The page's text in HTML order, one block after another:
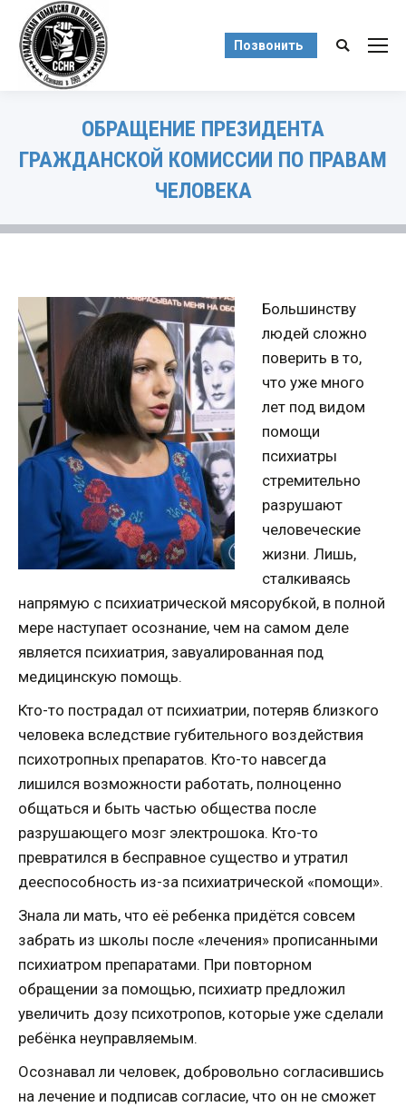
Позвонить Поиск:
ОБРАЩЕНИЕ ПРЕЗИДЕНТА
ГРАЖДАНСКОЙ КОМИССИИ ПО ПРАВАМ
ЧЕЛОВЕКА
Большинству
людей сложно
поверить в то,
что уже много
лет под видом
помощи
психиатры
стремительно
разрушают
человеческие
жизни. Лишь,
сталкиваясь
напрямую с психиатрической мясорубкой, в полной
мере наступает осознание, чем на самом деле
является психиатрия, завуалированная под
медицинскую помощь.
Кто-то пострадал от психиатрии, потеряв близкого
человека вследствие губительного воздействия
психотропных препаратов. Кто-то навсегда
лишился возможности работать, полноценно
общаться и быть частью общества после
разрушающего мозг электрошока. Кто-то
превратился в бесправное существо и утратил
дееспособность из-за психиатрической «помощи».
Знала ли мать, что её ребенка придётся совсем
забрать из школы после «лечения» прописанными
психиатром препаратами. При повторном
обращении за помощью, психиатр предложил
увеличить дозу психотропов, которые уже сделали
ребёнка неуправляемым.
Осознавал ли человек, добровольно согласившись
на лечение и подписав согласие, что он не сможет